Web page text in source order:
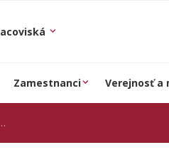
Zamestnanci Verejnosť a